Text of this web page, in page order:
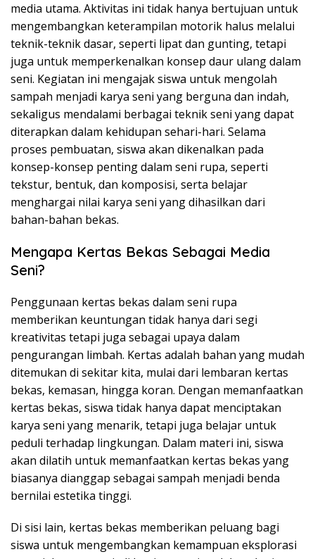
media utama. Aktivitas ini tidak hanya bertujuan untuk
mengembangkan keterampilan motorik halus melalui
teknik-teknik dasar, seperti lipat dan gunting, tetapi
juga untuk memperkenalkan konsep daur ulang dalam
seni. Kegiatan ini mengajak siswa untuk mengolah
sampah menjadi karya seni yang berguna dan indah,
sekaligus mendalami berbagai teknik seni yang dapat
diterapkan dalam kehidupan sehari-hari. Selama
proses pembuatan, siswa akan dikenalkan pada
konsep-konsep penting dalam seni rupa, seperti
tekstur, bentuk, dan komposisi, serta belajar
menghargai nilai karya seni yang dihasilkan dari
bahan-bahan bekas.
Mengapa Kertas Bekas Sebagai Media
Seni?
Penggunaan kertas bekas dalam seni rupa
memberikan keuntungan tidak hanya dari segi
kreativitas tetapi juga sebagai upaya dalam
pengurangan limbah. Kertas adalah bahan yang mudah
ditemukan di sekitar kita, mulai dari lembaran kertas
bekas, kemasan, hingga koran. Dengan memanfaatkan
kertas bekas, siswa tidak hanya dapat menciptakan
karya seni yang menarik, tetapi juga belajar untuk
peduli terhadap lingkungan. Dalam materi ini, siswa
akan dilatih untuk memanfaatkan kertas bekas yang
biasanya dianggap sebagai sampah menjadi benda
bernilai estetika tinggi.
Di sisi lain, kertas bekas memberikan peluang bagi
siswa untuk mengembangkan kemampuan eksplorasi